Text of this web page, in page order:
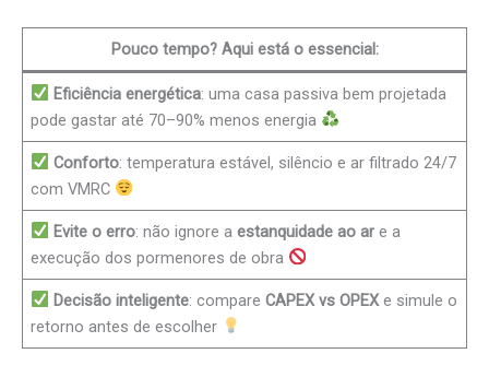
Pouco tempo? Aqui está o essencial:
Eficiência energética: uma casa passiva bem projetada
pode gastar até 70–90% menos energia
Conforto: temperatura estável, silêncio e ar filtrado 24/7
com VMRC
Evite o erro: não ignore a estanquidade ao are a
execução dos pormenores de obra
Decisão inteligente: compare CAPEX vs OPEXe simule o
retorno antes de escolher